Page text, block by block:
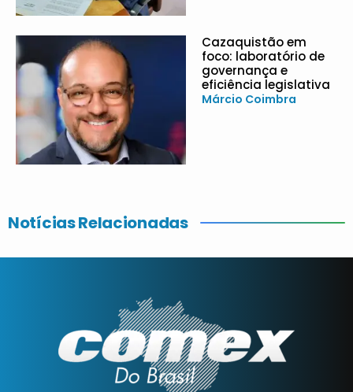
Cazaquistão em
foco: laboratório de
governança e
eficiência legislativa
Márcio Coimbra
Notícias Relacionadas